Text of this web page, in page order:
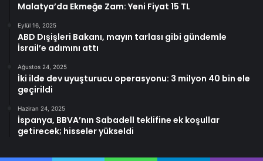
Malatya’da Ekmeğe Zam: Yeni Fiyat 15 TL
Eylül 16, 2025
ABD Dışişleri Bakanı, mayın tarlası gibi gündemle
İsrail’e adımını attı
Ağustos 24, 2025
İki ilde dev uyuşturucu operasyonu: 3 milyon 40 bin ele
geçirildi
Haziran 24, 2025
İspanya, BBVA’nın Sabadell teklifine ek koşullar
getirecek; hisseler yükseldi